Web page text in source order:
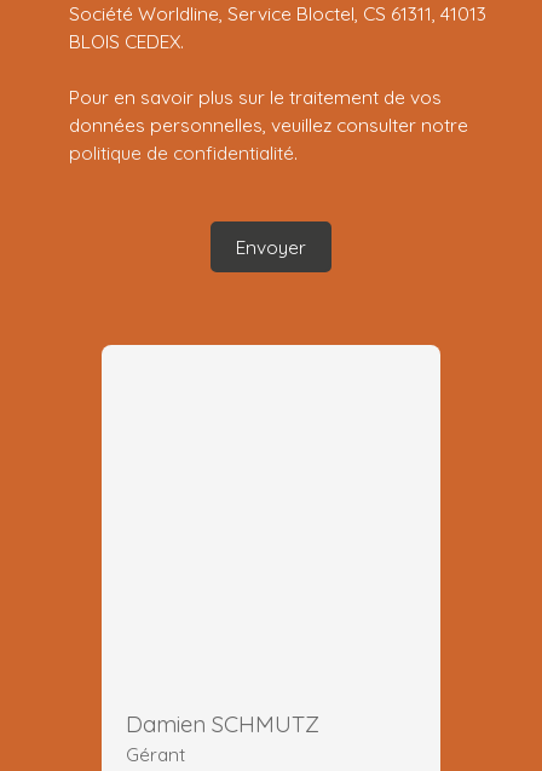
Société Worldline, Service Bloctel, CS 61311, 41013
BLOIS CEDEX.
Pour en savoir plus sur le traitement de vos
données personnelles, veuillez consulter notre
politique de confidentialité.
Envoyer
Damien SCHMUTZ
Gérant